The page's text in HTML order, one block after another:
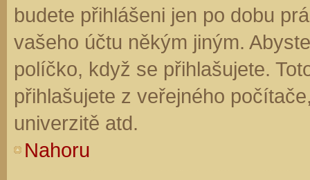
budete přihlášeni jen po dobu
vašeho účtu někým jiným.
políčko, když se přihlašujete.
přihlašujete z veřejného
univerzitě atd.
Nahoru